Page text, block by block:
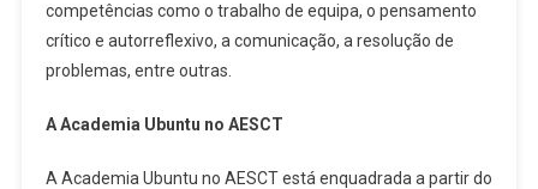
competências como o trabalho de equipa, o pensamento
crítico e autorreflexivo, a comunicação, a resolução de
problemas, entre outras.
A Academia Ubuntu no AESCT
A Academia Ubuntu no AESCT está enquadrada a partir do